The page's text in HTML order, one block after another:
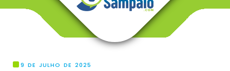
9 DE JULHO DE 2025